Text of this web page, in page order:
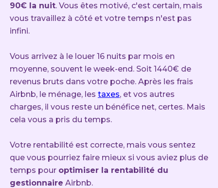
90€ la nuit. Vous êtes motivé, c'est certain, mais
vous travaillez à côté et votre temps n'est pas
infini.
Vous arrivez à le louer 16 nuits par mois en
moyenne, souvent le week-end. Soit 1440€ de
revenus bruts dans votre poche. Après les frais
Airbnb, le ménage, les taxes, et vos autres
charges, il vous reste un bénéfice net, certes. Mais
cela vous a pris du temps.
Votre rentabilité est correcte, mais vous sentez
que vous pourriez faire mieux si vous aviez plus de
temps pour optimiser la rentabilité du
gestionnaire Airbnb.